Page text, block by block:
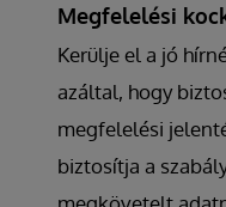
Megfelelési
Kerülje el a jó
azáltal, hogy
megfelelési
biztosítja a